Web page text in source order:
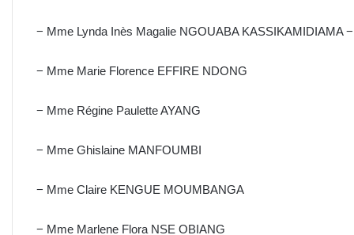
− Mme Lynda Inès Magalie NGOUABA KASSIKAMIDIAMA
− Mme Marie Florence EFFIRE NDONG
− Mme Régine Paulette AYANG
− Mme Ghislaine MANFOUMBI
− Mme Claire KENGUE MOUMBANGA
− Mme Marlene Flora NSE OBIANG